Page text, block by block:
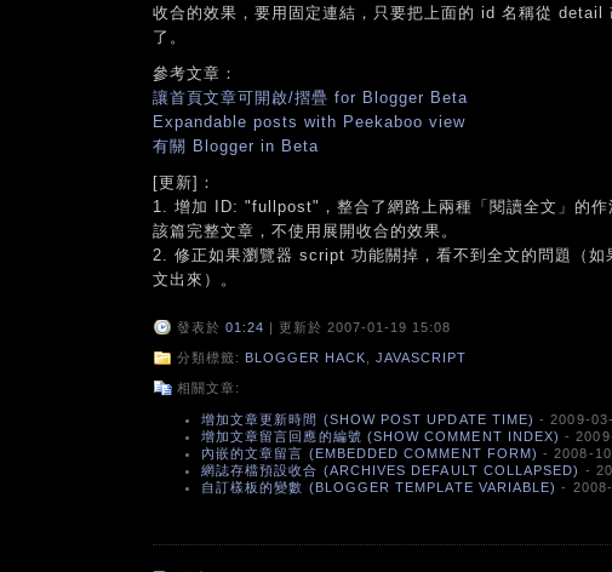
收合的效果，要用固定連結，只要把上面的 id 名稱從
了。
參考文章：
讓首頁文章可開啟/摺疊 for Blogger Beta
Expandable posts with Peekaboo view
有關 Blogger in Beta
[更新]：
1. 增加 ID: "fullpost"，整合了網路上兩種「閱讀全文」的
該篇完整文章，不使用展開收合的效果。
2. 修正如果瀏覽器 script 功能關掉，看不到全文的問題（
文出來）。
發表於 01:24 | 更新於 2007-01-19 15:08
分類標籤: BLOGGER HACK JAVASCRIPT
相關文章:
增加文章更新時間 (SHOW POST UPDATE TIME) - 2009-
增加文章留言回應的編號 (SHOW COMMENT INDEX) -
內嵌的文章留言 (EMBEDDED COMMENT FORM) - 2008-
網誌存檔預設收合 (ARCHIVES DEFAULT COLLAPSED) -
自訂樣板的變數 (BLOGGER TEMPLATE VARIABLE) -